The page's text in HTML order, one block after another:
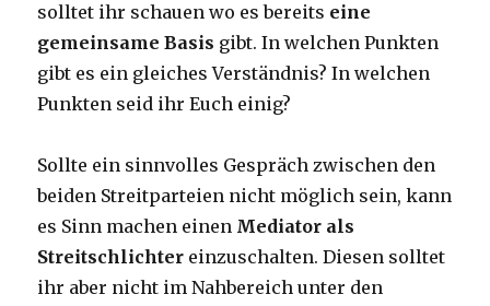
solltet ihr schauen wo es bereits eine
gemeinsame Basis gibt. In welchen Punkten
gibt es ein gleiches Verständnis? In welchen
Punkten seid ihr Euch einig?
Sollte ein sinnvolles Gespräch zwischen den
beiden Streitparteien nicht möglich sein, kann
es Sinn machen einen Mediator als
Streitschlichter einzuschalten. Diesen solltet
ihr aber nicht im Nahbereich unter den